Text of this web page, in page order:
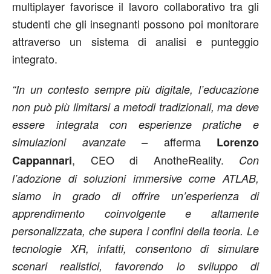
multiplayer favorisce il lavoro collaborativo tra gli
studenti che gli insegnanti possono poi monitorare
attraverso un sistema di analisi e punteggio
integrato.
“In un contesto sempre più digitale, l’educazione
non può più limitarsi a metodi tradizionali, ma deve
essere integrata con esperienze pratiche e
simulazioni avanzate – afferma Lorenzo
Cappannari, CEO di AnotheReality. Con
l’adozione di soluzioni immersive come ATLAB,
siamo in grado di offrire un’esperienza di
apprendimento coinvolgente e altamente
personalizzata, che supera i confini della teoria. Le
tecnologie XR, infatti, consentono di simulare
scenari realistici, favorendo lo sviluppo di